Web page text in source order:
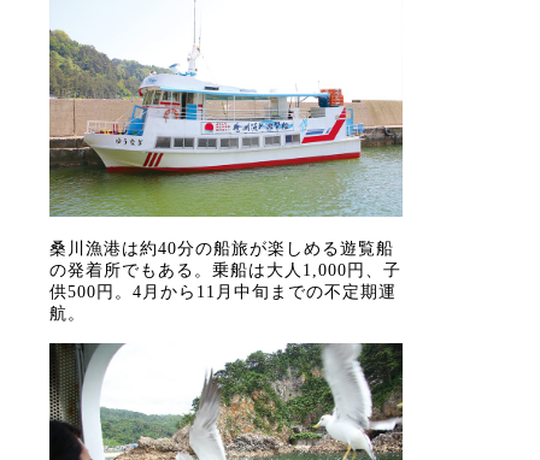
桑川漁港は約40分の船旅が楽しめる遊覧船
の発着所でもある。乗船は大人1,000円、子
供500円。4月から11月中旬までの不定期運
航。